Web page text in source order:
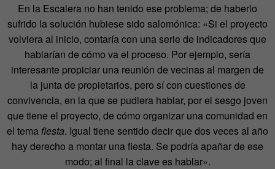
En la Escalera no han tenido ese problema; de haberlo
sufrido la solución hubiese sido salomónica: «Si el proyecto
volviera al inicio, contaría con una serie de indicadores que
hablarían de cómo va el proceso. Por ejemplo, sería
interesante propiciar una reunión de vecinas al margen de
la junta de propietarios, pero sí con cuestiones de
convivencia, en la que se pudiera hablar, por el sesgo joven
que tiene el proyecto, de cómo organizar una comunidad en
el temafiesta. Igual tiene sentido decir que dos veces al año
hay derecho a montar una fiesta. Se podría apañar de ese
modo; al final la clave es hablar».